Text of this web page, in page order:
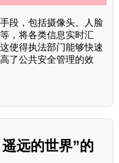
段，包括摄像头、人脸
，将各类信息实时汇
使得执法部门能够快速
了公共安全管理的效
远的世界”的